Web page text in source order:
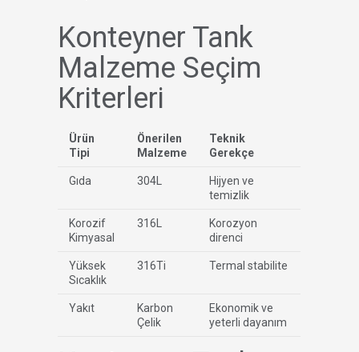
Konteyner Tank
Malzeme Seçim
Kriterleri
Ürün
Tipi
Önerilen
Malzeme
Teknik
Gerekçe
Gıda 304L
Hijyen ve
temizlik
Korozif
Kimyasal
316L
Korozyon
direnci
Yüksek
Sıcaklık
316Ti Termal stabilite
Yakıt
Karbon
Çelik
Ekonomik ve
yeterli dayanım